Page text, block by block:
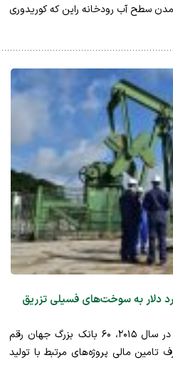
سطح آب رودخانه راین که کوریدوری
جهان ۴۶۰۰ میلیارد دلار به سوخت‌های فسیلی تزریق
از زمان تصویب معاهده پاریس در سال ۲۰۱۵، ۶۰ بانک بزرگ جهان رقم
دلار را صرف تامین مالی پروژه‌های مرتبط با تولید